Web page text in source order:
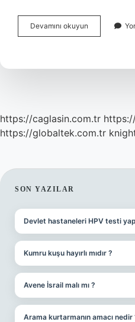
Devamını okuyun Betonarme
Binalar
https://caglasin.com.tr
https://globaltek.com.tr
SIDEBAR
SON YAZILAR
Devlet hastaneleri HPV testi
Kumru kuşu hayırlı mıdır ?
Avene İsrail malı mı ?
Arama kurtarmanın amacı nedir